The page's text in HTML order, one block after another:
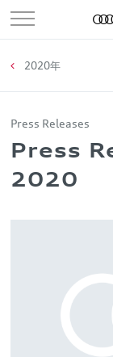
2020年
Press Releases
Press
2020